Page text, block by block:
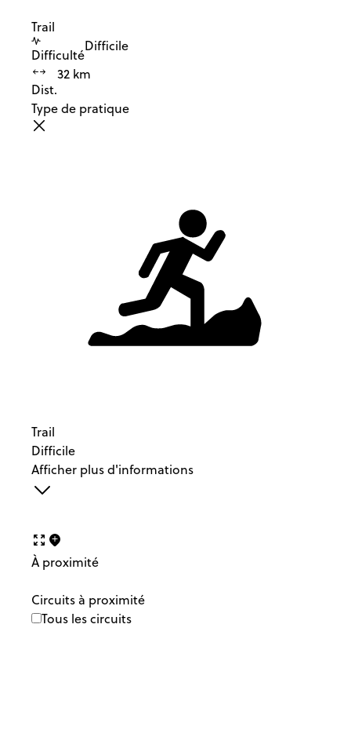
Trail
Difficulté
Difficile
Dist.
32 km
Type de pratique
Trail
Difficile
Afficher plus d'informations
À proximité
Circuits à proximité
Tous les circuits